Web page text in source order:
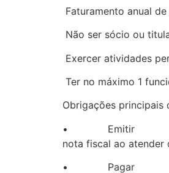
Faturamento anual
Não ser sócio ou
Exercer atividades
Ter no máximo 1
Obrigações principais
• Emitir
nota fiscal ao atender
• Pagar